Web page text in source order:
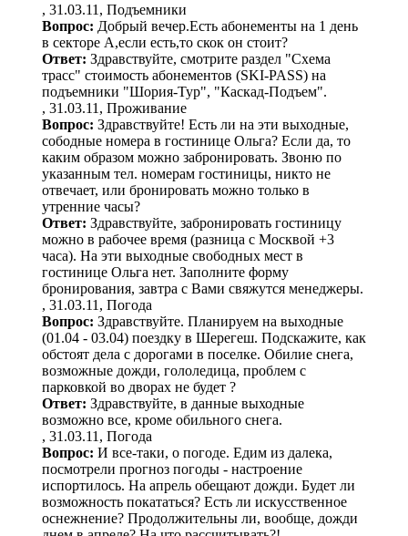
, 31.03.11, Подъемники
Вопрос: Добрый вечер.Есть абонементы на 1 день
в секторе А,если есть,то скок он стоит?
Ответ: Здравствуйте, смотрите раздел "Схема
трасс" стоимость абонементов (SKI-PASS) на
подъемники "Шория-Тур", "Каскад-Подъем".
, 31.03.11, Проживание
Вопрос: Здравствуйте! Есть ли на эти выходные,
сободные номера в гостинице Ольга? Если да, то
каким образом можно забронировать. Звоню по
указанным тел. номерам гостиницы, никто не
отвечает, или бронировать можно только в
утренние часы?
Ответ: Здравствуйте, забронировать гостиницу
можно в рабочее время (разница с Москвой +3
часа). На эти выходные свободных мест в
гостинице Ольга нет. Заполните форму
бронирования, завтра с Вами свяжутся менеджеры.
, 31.03.11, Погода
Вопрос: Здравствуйте. Планируем на выходные
(01.04 - 03.04) поездку в Шерегеш. Подскажите, как
обстоят дела с дорогами в поселке. Обилие снега,
возможные дожди, гололедица, проблем с
парковкой во дворах не будет ?
Ответ: Здравствуйте, в данные выходные
возможно все, кроме обильного снега.
, 31.03.11, Погода
Вопрос: И все-таки, о погоде. Едим из далека,
посмотрели прогноз погоды - настроение
испортилось. На апрель обещают дожди. Будет ли
возможность покататься? Есть ли искусственное
оснежнение? Продолжительны ли, вообще, дожди